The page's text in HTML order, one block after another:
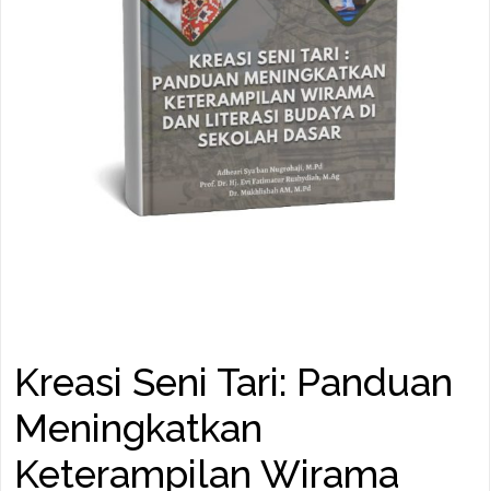
Kreasi Seni Tari: Panduan
Meningkatkan
Keterampilan Wirama